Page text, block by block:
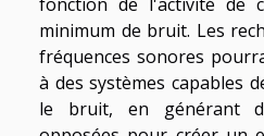
minimum de bruit. Les
fréquences sonores
à des systèmes capables
le bruit, en générant